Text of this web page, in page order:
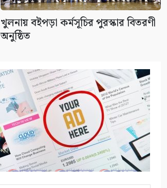
খুলনায় বইপড়া কর্মসূচির পুরস্কার বিতরণী
অনুষ্ঠিত